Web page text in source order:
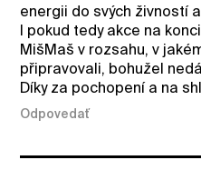
energii do svých živností
I pokud tedy akce na
MišMaš v rozsahu, v
připravovali, bohužel
Díky za pochopení a na
Odpovedať